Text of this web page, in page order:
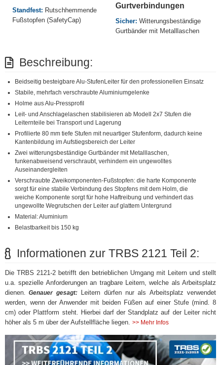
Standfest: Rutschhemmende
Fußstopfen (SafetyCap)
Gurtverbindungen
Sicher: Witterungsbeständige
Gurtbänder mit Metalllaschen
Beschreibung:
Beidseitig besteigbare Alu-StufenLeiter für den professionellen Einsatz
Stabile, mehrfach verschraubte Aluminiumgelenke
Holme aus Alu-Pressprofil
Leit- und Anschlagelaschen stabilisieren ab Modell 2x7 Stufen die
Leiternteile bei Transport und Lagerung
Profilierte 80 mm tiefe Stufen mit neuartiger Stufenform, dadurch keine
Kantenbildung im Aufstiegsbereich der Leiter
Zwei witterungsbeständige Gurtbänder mit Metalllaschen,
funkenabweisend verschraubt, verhindern ein ungewolltes
Auseinandergleiten
Verschraubte Zweikomponenten-Fußstopfen: die harte Komponente
sorgt für eine stabile Verbindung des Stopfens mit dem Holm, die
weiche Komponente sorgt für hohe Haftreibung und verhindert das
ungewollte Wegrutschen der Leiter auf glattem Untergrund
Material: Aluminium
Belastbarkeit bis 150 kg
Informationen zur TRBS 2121 Teil 2:
Die TRBS 2121-2 betrifft den betrieblichen Umgang mit Leitern und stellt
u.a. spezielle Anforderungen an tragbare Leitern, welche als Arbeitsplatz
dienen. Genauer gesagt:Leitern dürfen nur als Arbeitsplatz verwendet
werden, wenn der Anwender mit beiden Füßen auf einer Stufe (mind. 8
cm) oder Plattform steht. Hierbei darf der Standplatz auf der Leiter nicht
höher als 5 m über der Aufstellfläche liegen. >> Mehr Infos